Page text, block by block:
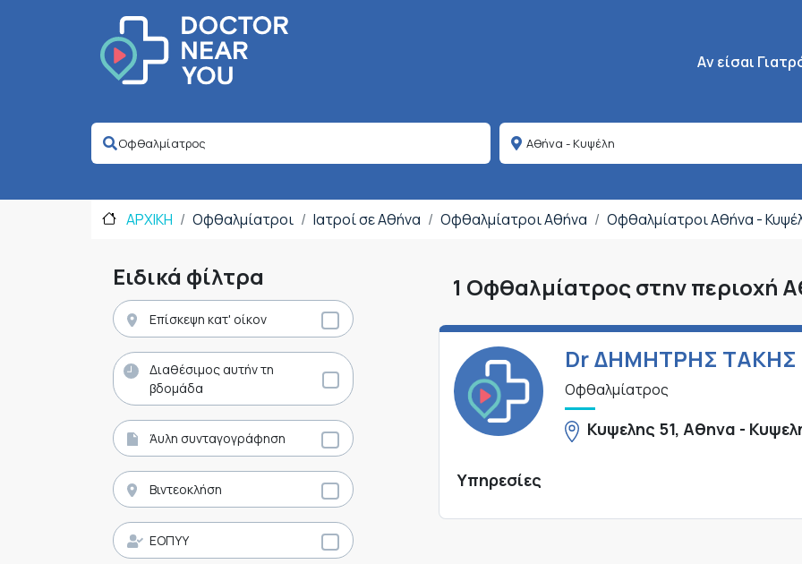
Κεντρική
Aν είσαι
ΑΡΧΙΚΗ Οφθαλμίατροι Ιατροί σε Αθήνα Οφθαλμίατροι Αθήνα Οφθαλμίατροι Αθήνα -
Ειδικά φίλτρα
Επίσκεψη κατ' οίκον
Διαθέσιμος αυτήν τη
βδομάδα
Άυλη συνταγογράφηση
Βιντεοκλήση
ΕΟΠΥΥ
1 Οφθαλμίατρος στην περιοχή
Dr ΔΗΜΗΤΡΗΣ ΤΑΚΗΣ
Οφθαλμίατρος
Κυψελης 51, Αθηνα -
Υπηρεσίες